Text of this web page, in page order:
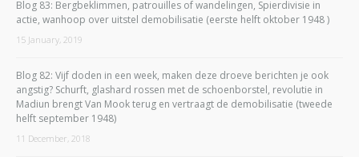
Blog 83: Bergbeklimmen, patrouilles of wandelingen, Spierdivisie in
actie, wanhoop over uitstel demobilisatie (eerste helft oktober 1948 )
15 January, 2019
Blog 82: Vijf doden in een week, maken deze droeve berichten je ook
angstig? Schurft, glashard rossen met de schoenborstel, revolutie in
Madiun brengt Van Mook terug en vertraagt de demobilisatie (tweede
helft september 1948)
11 December, 2018